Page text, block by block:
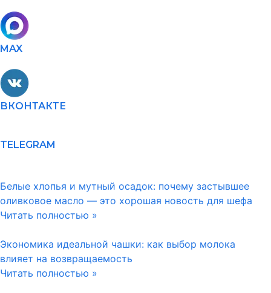
MAX
ВКОНТАКТЕ
TELEGRAM
Белые хлопья и мутный осадок: почему застывшее
оливковое масло — это хорошая новость для шефа
Читать полностью »
Экономика идеальной чашки: как выбор молока
влияет на возвращаемость
Читать полностью »